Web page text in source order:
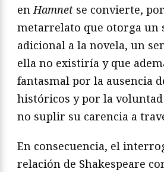
enHamnet se convierte,
metarrelato que otorga un
adicional a la novela, un
ella no existiría y que
fantasmal por la ausencia
históricos y por la
no suplir su carencia a
En consecuencia, el
relación de Shakespeare